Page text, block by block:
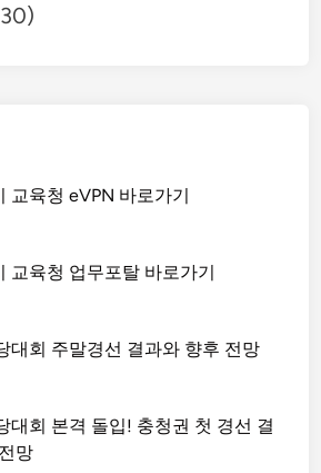
교육청 eVPN 바로가기
교육청 업무포탈 바로가기
대회 주말경선 결과와 향후 전망
대회 본격 돌입! 충청권 첫 경선 결
망